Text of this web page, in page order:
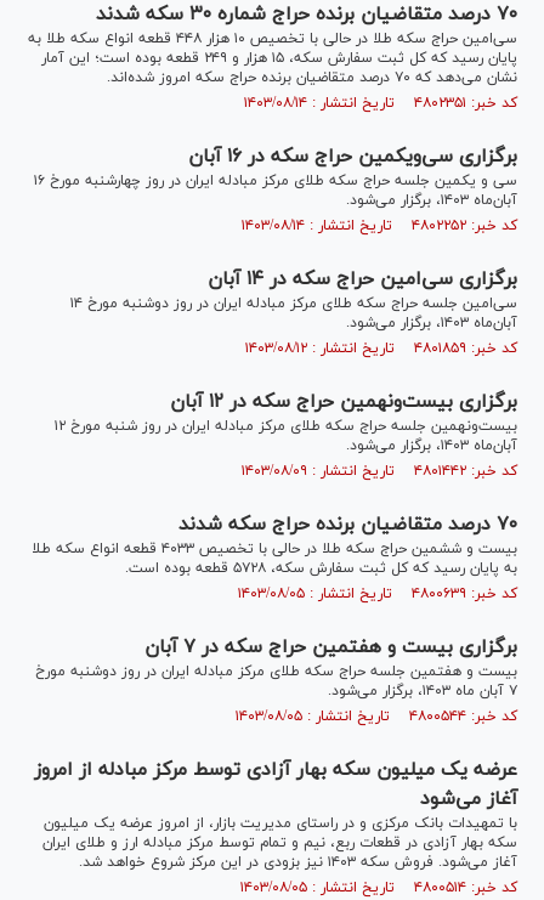
۷۰ درصد متقاضیان برنده حراج شماره ۳۰ سکه شدند
سی‌امین حراج سکه طلا در حالی با تخصیص ۱۰ هزار ۴۴۸ قطعه انواع سکه طلا به
پایان رسید که کل ثبت سفارش سکه، ۱۵ هزار و ۲۴۹ قطعه بوده است؛ این آمار
نشان می‌دهد که ۷۰ درصد متقاضیان برنده حراج سکه امروز شده‌اند.
کد خبر: ۴۸۰۲۳۵۱ تاریخ انتشار : ۱۴۰۳/۰۸/۱۴
برگزاری سی‌ویکمین حراج سکه در ۱۶ آبان
سی و یکمین جلسه حراج سکه طلای مرکز مبادله ایران در روز چهارشنبه مورخ ۱۶
آبان‌ماه ۱۴۰۳، برگزار می‌شود.
کد خبر: ۴۸۰۲۲۵۲ تاریخ انتشار : ۱۴۰۳/۰۸/۱۴
برگزاری سی‌امین حراج سکه در ۱۴ آبان
سی‌امین جلسه حراج سکه طلای مرکز مبادله ایران در روز دوشنبه مورخ ۱۴
آبان‌ماه ۱۴۰۳، برگزار می‌شود.
کد خبر: ۴۸۰۱۸۵۹ تاریخ انتشار : ۱۴۰۳/۰۸/۱۲
برگزاری بیست‌ونهمین حراج سکه در ۱۲ آبان
بیست‌ونهمین جلسه حراج سکه طلای مرکز مبادله ایران در روز شنبه مورخ ۱۲
آبان‌ماه ۱۴۰۳، برگزار می‌شود.
کد خبر: ۴۸۰۱۴۴۲ تاریخ انتشار : ۱۴۰۳/۰۸/۰۹
۷۰ درصد متقاضیان برنده حراج سکه شدند
بیست و ششمین حراج سکه طلا در حالی با تخصیص ۴۰۳۳ قطعه انواع سکه طلا
به پایان رسید که کل ثبت سفارش سکه، ۵۷۲۸ قطعه بوده است.
کد خبر: ۴۸۰۰۶۳۹ تاریخ انتشار : ۱۴۰۳/۰۸/۰۵
برگزاری بیست و هفتمین حراج سکه در ۷ آبان
بیست و هفتمین جلسه حراج سکه طلای مرکز مبادله ایران در روز دوشنبه مورخ
۷ آبان ماه ۱۴۰۳، برگزار می‌شود.
کد خبر: ۴۸۰۰۵۴۴ تاریخ انتشار : ۱۴۰۳/۰۸/۰۵
عرضه یک میلیون سکه بهار آزادی توسط مرکز مبادله از امروز
آغاز می‌شود
با تمهیدات ‎بانک مرکزی و در راستای مدیریت بازار، از امروز عرضه یک میلیون
سکه بهار آزادی در قطعات ربع، نیم و تمام توسط مرکز مبادله ارز و طلای ایران
آغاز می‌شود. فروش سکه ۱۴۰۳ نیز بزودی در این مرکز شروع خواهد شد.
کد خبر: ۴۸۰۰۵۱۴ تاریخ انتشار : ۱۴۰۳/۰۸/۰۵